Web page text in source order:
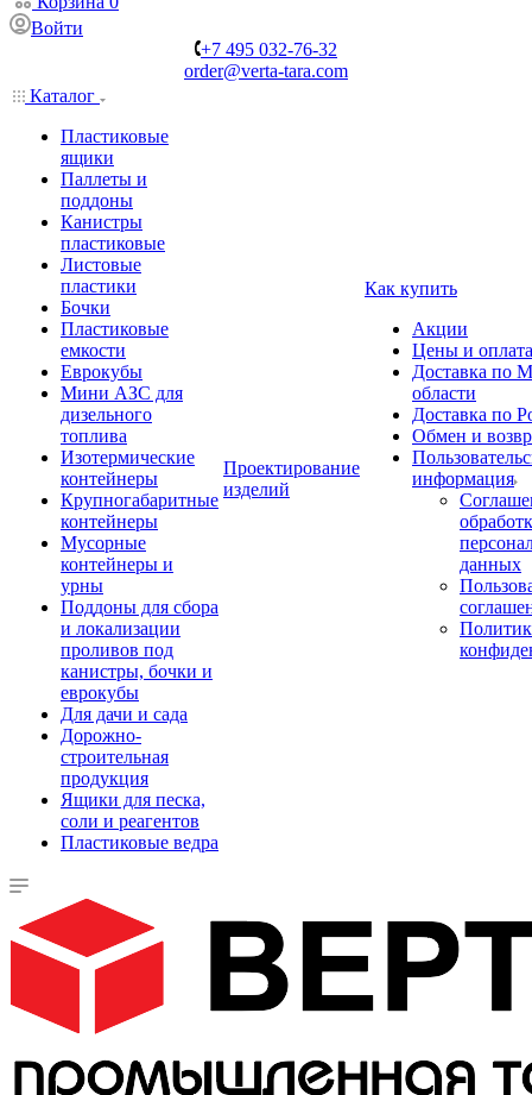
Войти
+7 495 032-76-32
order@verta-tara.com
Каталог
Пластиковые
ящики
Паллеты и
поддоны
Канистры
пластиковые
Листовые
пластики
Бочки
Пластиковые
емкости
Еврокубы
Мини АЗС для
дизельного
топлива
Изотермические
контейнеры
Крупногабаритные
контейнеры
Мусорные
контейнеры и
урны
Поддоны для сбора
и локализации
проливов под
канистры, бочки и
еврокубы
Для дачи и сада
Дорожно-
строительная
продукция
Ящики для песка,
соли и реагентов
Пластиковые ведра
Проектирование
изделий
Как купить
Акции
Цены и оплата
Доставка по
области
Доставка по
Обмен и
информация
данных